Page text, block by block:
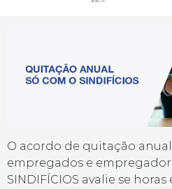
O acordo de quitação
empregados e
SINDIFÍCIOS avalie se